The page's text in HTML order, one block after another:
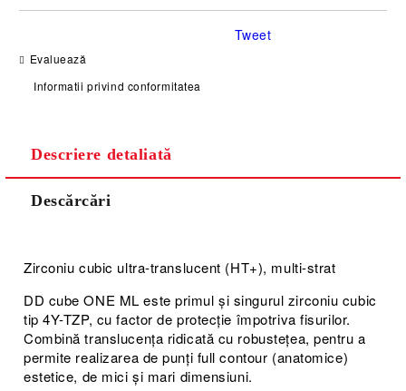
Evaluează
Informatii privind conformitatea
Tweet
Descriere detaliată
Descărcări
Zirconiu cubic ultra-translucent (HT+), multi-strat
DD cube ONE ML este primul și singurul zirconiu cubic
tip 4Y-TZP, cu factor de protecție împotriva fisurilor.
Combină translucența ridicată cu robustețea, pentru a
permite realizarea de punți full contour (anatomice)
estetice, de mici și mari dimensiuni.